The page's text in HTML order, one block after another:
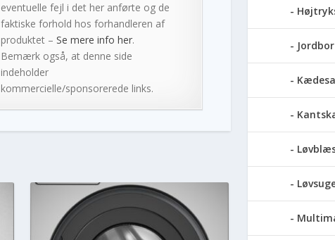
eventuelle fejl i det her anførte og de
faktiske forhold hos forhandleren af
produktet – Se mere info her.
Bemærk også, at denne side
indeholder
kommercielle/sponsorerede links.
Jordbor